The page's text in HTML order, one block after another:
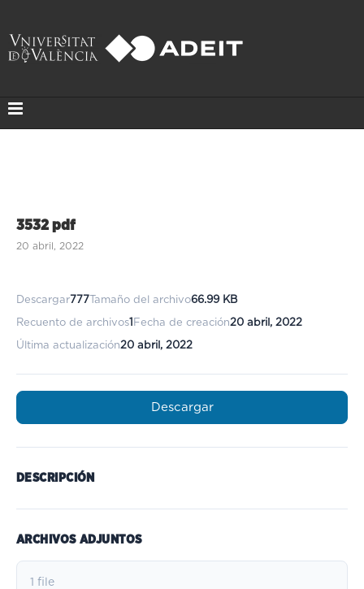
3532 pdf
20 abril, 2022
Descargar777 Tamaño del archivo66.99 KB
Recuento de archivos1 Fecha de creación20 abril, 2022
Última actualización20 abril, 2022
Descargar
DESCRIPCIÓN
ARCHIVOS ADJUNTOS
1 file